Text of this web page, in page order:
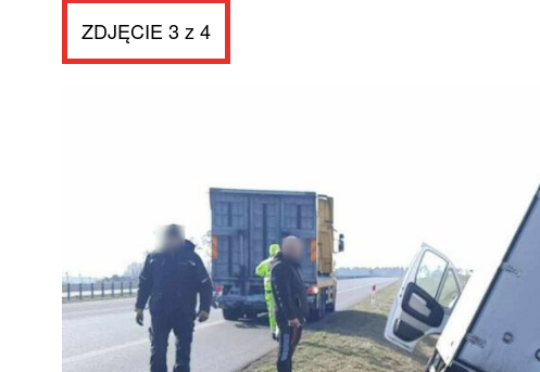
ZDJĘCIE 3 z 4